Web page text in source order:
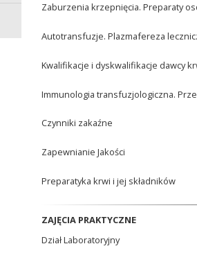
Zaburzenia krzepnięcia. Preparaty
Autotransfuzje. Plazmafereza
Kwalifikacje i dyskwalifikacje dawcy
Immunologia transfuzjologiczna.
Czynniki zakaźne
Zapewnianie Jakości
Preparatyka krwi i jej składników
ZAJĘCIA PRAKTYCZNE
Dział Laboratoryjny